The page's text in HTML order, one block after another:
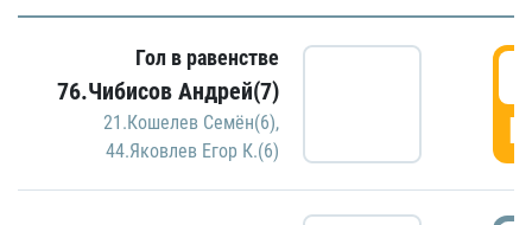
Гол в равенстве
76.Чибисов Андрей(7)
21.Кошелев Семён(6),
44.Яковлев Егор К.(6)